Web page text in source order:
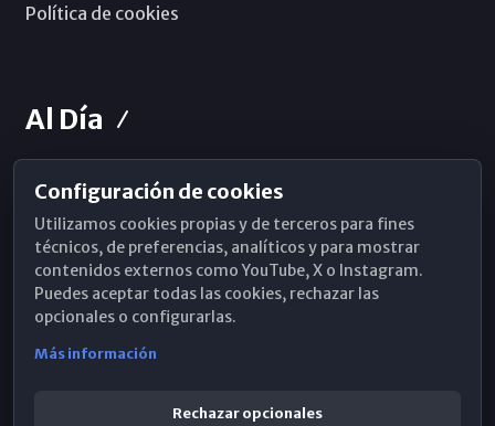
Política de cookies
Al Día
Horarios de Misa
Hemeroteca
WhatsApp
Configuración de cookies
Utilizamos cookies propias y de terceros para fines
técnicos, de preferencias, analíticos y para mostrar
contenidos externos como YouTube, X o Instagram.
Puedes aceptar todas las cookies, rechazar las
opcionales o configurarlas.
Más información
Rechazar opcionales